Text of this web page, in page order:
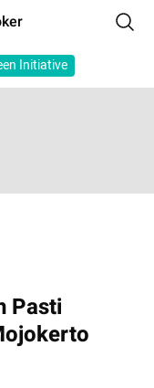
Initiative
Pasti